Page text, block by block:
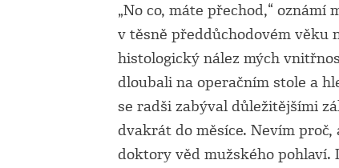
„No co, máte přechod,“
v těsně předdůchodovém věku
histologický nález mých
dloubali na operačním stole a
se radši zabýval důležitějšími
dvakrát do měsíce. Nevím
doktory věd mužského